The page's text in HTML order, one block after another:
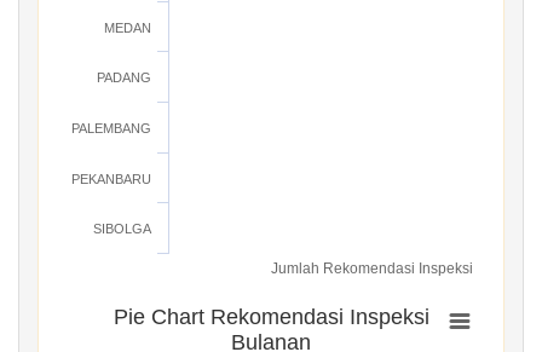
Jumlah Rekomendasi Inspeksi
MEDAN
PADANG
PALEMBANG
PEKANBARU
SIBOLGA
Pie Chart Rekomendasi Inspeksi
Bulanan